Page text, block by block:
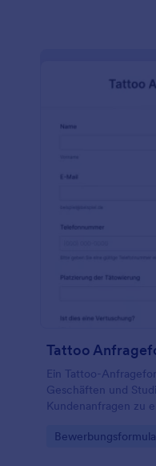
Tattoo
Ein Tattoo-
Geschäften und
Kundenanfragen zu
Go to Category: